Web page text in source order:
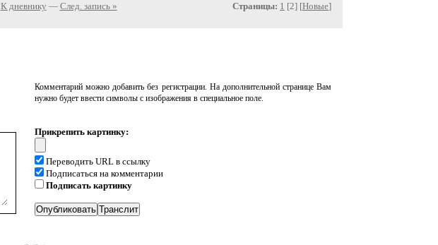
К дневнику — След. запись » Страницы: 1 [2] [Новые]
Комментарий можно добавить без регистрации. На дополнительной странице Вам
нужно будет ввести символы с изображения в специальное поле.
Прикрепить картинку:
Переводить URL в ссылку
Подписаться на комментарии
Подписать картинку